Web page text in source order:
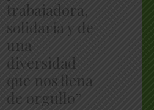
trabajadora,
solidaria y de
una
diversidad
que nos llena
de orgullo”